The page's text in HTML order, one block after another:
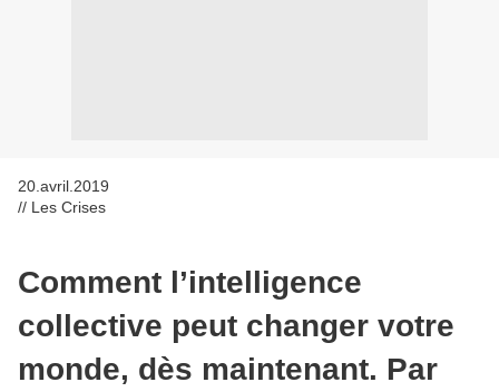
20.avril.2019
// Les Crises
Comment l’intelligence
collective peut changer votre
monde, dès maintenant. Par